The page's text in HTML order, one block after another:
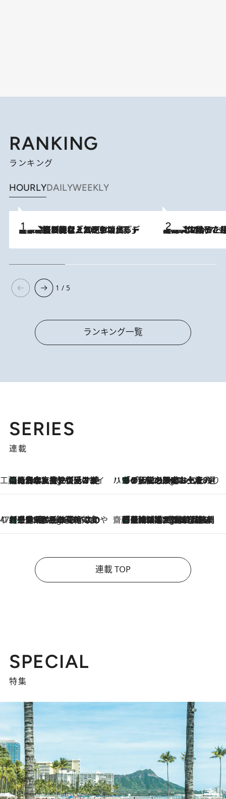
RANKING
ランキング
HOURLYDAILYWEEKLY
2026.8.5
【なぜ吉沢亮は「気配を消せる」のか？】興行収入208億の『国宝』を経て挑むミュージカル『ディア・エヴァン・ハンセン』。トップ俳優が舞台上でさらけ出した“孤独”とは 2026.8.5
【阿川佐和子さんの年とる力】なぜ70代で始めた趣味は“こんなに楽しい”のか？ ピアノ、俳句…スランプに陥っても続けられる“ある秘訣”とは
1 / 5
ランキング一覧
SERIES
連載
工藤まやのおもてなしハワイ
9 Hours Ago
【ハワイ土産】ローカルの絶大な支持で復活！ 絶品の幻クッキー《元ファンの日本人女性が受け継いだ名店》 ハワイ賢者 リサのお気に入りリスト9 Hours Ago
あの伝説の限定トートも！ リニューアルした「ディーン＆デルーカ ハワイ」で必須のお土産8選
47都道府県の手みやげ ひんやりスイーツで夏を満喫
9 Hours Ago
【三重県】この夏絶対食べたい 冷やしておいしいおやつ3選 お餅×アイスの新感覚スイーツ 齋藤 薫 美容脳ルネサンス
9 Hours Ago
「荷物が増えるほど旅ストレスは増す」美容ジャーナリストがたどり着いた最終結論。“化粧品を劇的に減らす”感動の凝縮美容とは
連載 TOP
SPECIAL
特集